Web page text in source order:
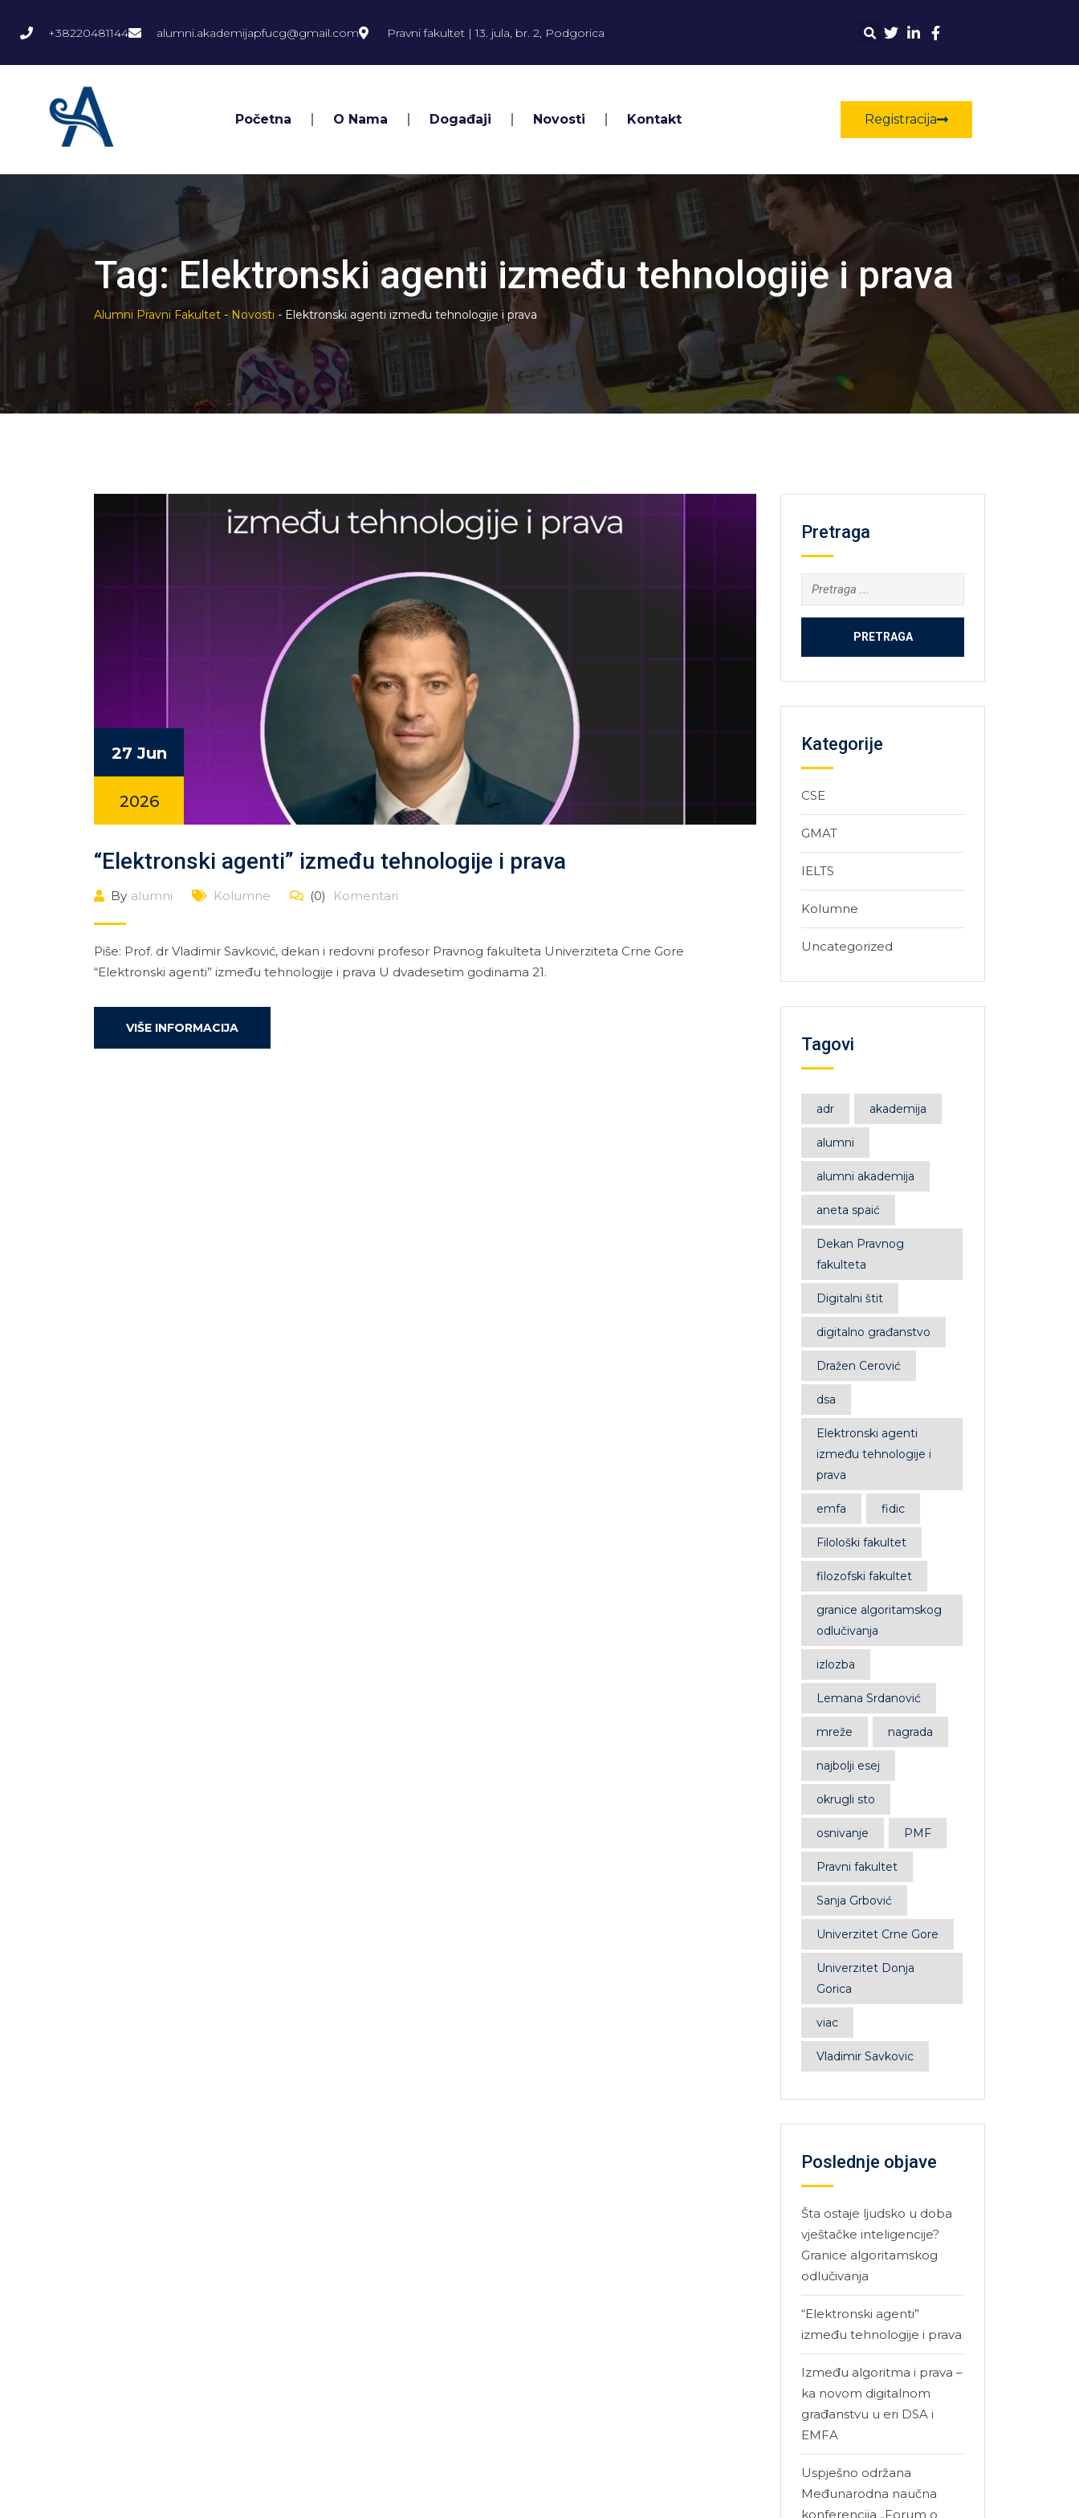
+38220481144 alumni.akademijapfucg@gmail.com Pravni fakultet | 13. jula, br. 2, Podgorica
Početna O Nama Događaji Novosti Kontakt Registracija
Tag:Elektronski agenti između tehnologije i prava
Alumni Pravni Fakultet -Novosti - Elektronski agenti između tehnologije i prava
27 Jun
2026
“Elektronski agenti” između tehnologije i prava
By alumni Kolumne (0) Komentari
Piše: Prof. dr Vladimir Savković, dekan i redovni profesor Pravnog fakulteta Univerziteta Crne Gore
“Elektronski agenti” između tehnologije i prava U dvadesetim godinama 21.
VIŠE INFORMACIJA
Pretraga
Kategorije
CSE
GMAT
IELTS
Kolumne
Uncategorized
Tagovi
adr akademija
alumni
alumni akademija
aneta spaić
Dekan Pravnog
fakulteta
Digitalni štit
digitalno građanstvo
Dražen Cerović
dsa
Elektronski agenti
između tehnologije i
prava
emfa fidic
Filološki fakultet
filozofski fakultet
granice algoritamskog
odlučivanja
izlozba
Lemana Srdanović
mreže nagrada
najbolji esej
okrugli sto
osnivanje PMF
Pravni fakultet
Sanja Grbović
Univerzitet Crne Gore
Univerzitet Donja
Gorica
viac
Vladimir Savkovic
Poslednje objave
Šta ostaje ljudsko u doba
vještačke inteligencije?
Granice algoritamskog
odlučivanja
“Elektronski agenti”
između tehnologije i prava
Između algoritma i prava –
ka novom digitalnom
građanstvu u eri DSA i
EMFA
Uspješno održana
Međunarodna naučna
konferencija „Forum o